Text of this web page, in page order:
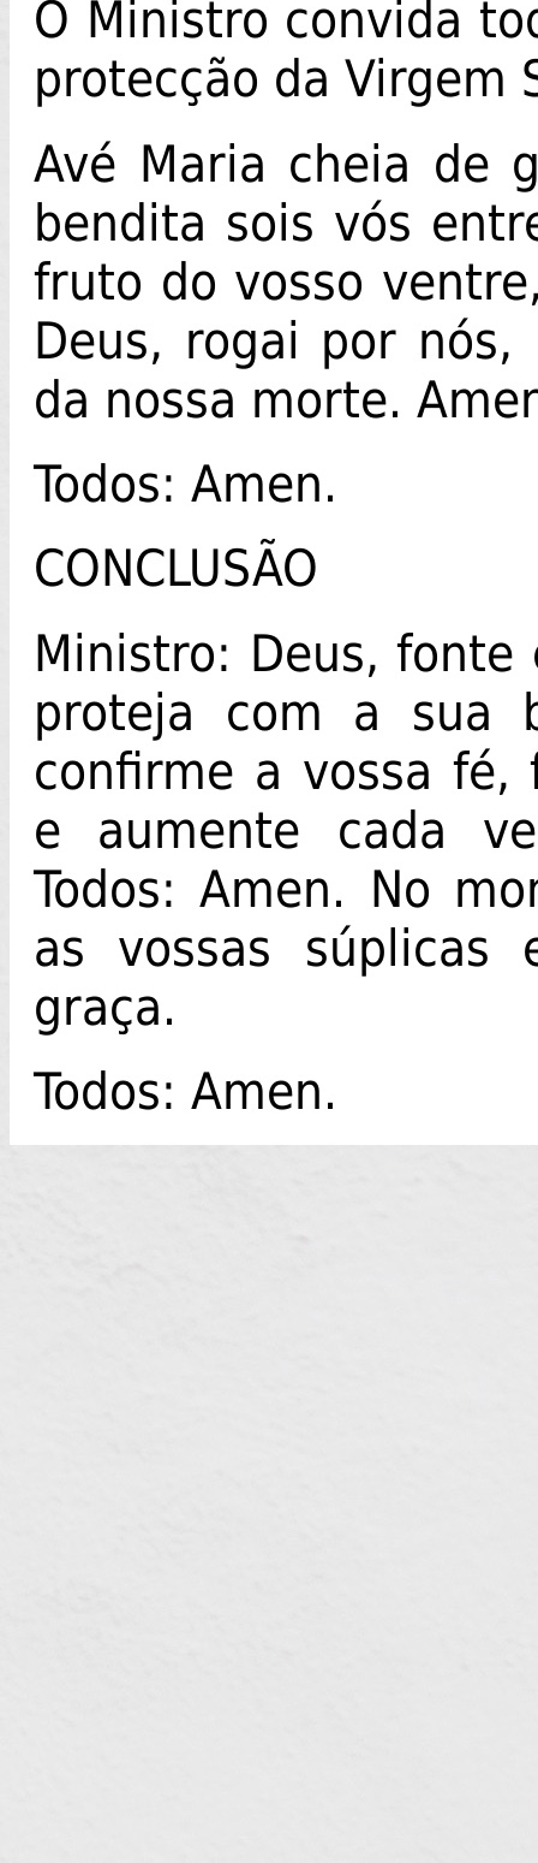
O Ministro convida
protecção da Virgem
Avé Maria cheia de
bendita sois vós
fruto do vosso
Deus, rogai por
da nossa morte.
Todos: Amen.
CONCLUSÃO
Ministro: Deus,
proteja com a sua
confirme a vossa fé,
e aumente cada
Todos: Amen. No
as vossas
graça.
Todos: Amen.